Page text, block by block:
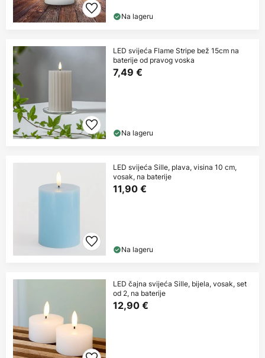
Na lageru
LED svijeća Flame Stripe bež 15cm na
baterije od pravog voska
7,49 €
Na lageru
LED svijeća Sille, plava, visina 10 cm,
vosak, na baterije
11,90 €
Na lageru
LED čajna svijeća Sille, bijela, vosak, set
od 2, na baterije
12,90 €